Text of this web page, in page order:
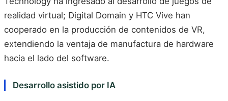
realidad virtual; Digital Domain y HTC Vive han
cooperado en la producción de contenidos de VR,
extendiendo la ventaja de manufactura de hardware
hacia el lado del software.
Desarrollo asistido por IA